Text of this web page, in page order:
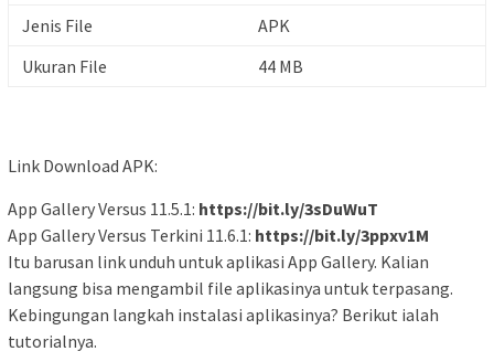
Jenis File
APK
Ukuran File
44 MB
Link Download APK:
App Gallery Versus 11.5.1: https://bit.ly/3sDuWuT
App Gallery Versus Terkini 11.6.1: https://bit.ly/3ppxv1M
Itu barusan link unduh untuk aplikasi App Gallery. Kalian
langsung bisa mengambil file aplikasinya untuk terpasang.
Kebingungan langkah instalasi aplikasinya? Berikut ialah
tutorialnya.